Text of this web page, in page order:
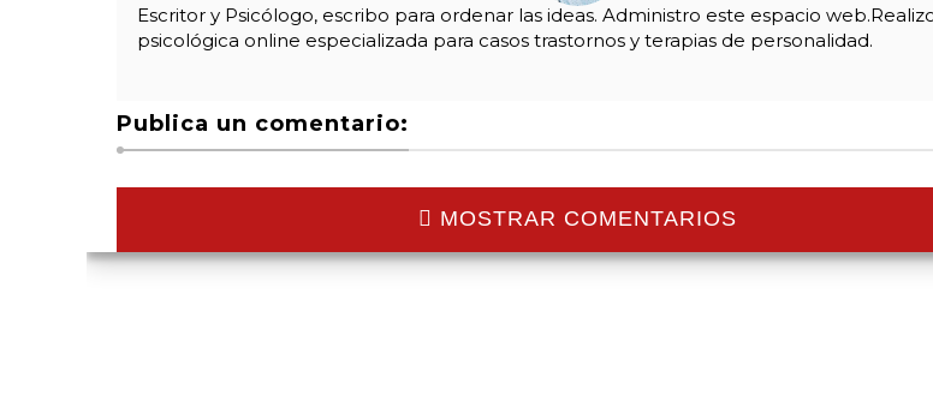
Escritor y Psicólogo, escribo para ordenar las ideas. Administro este espacio
psicológica online especializada para casos trastornos y terapias de personalidad.
Publica un comentario:
MOSTRAR COMENTARIOS